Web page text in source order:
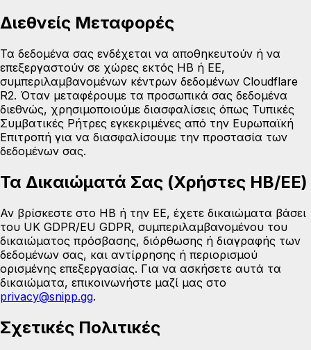
Διεθνείς Μεταφορές
Τα δεδομένα σας ενδέχεται να αποθηκευτούν ή να
επεξεργαστούν σε χώρες εκτός ΗΒ ή ΕΕ,
συμπεριλαμβανομένων κέντρων δεδομένων Cloudflare
R2. Όταν μεταφέρουμε τα προσωπικά σας δεδομένα
διεθνώς, χρησιμοποιούμε διασφαλίσεις όπως Τυπικές
Συμβατικές Ρήτρες εγκεκριμένες από την Ευρωπαϊκή
Επιτροπή για να διασφαλίσουμε την προστασία των
δεδομένων σας.
Τα Δικαιώματά Σας (Χρήστες ΗΒ/ΕΕ)
Αν βρίσκεστε στο ΗΒ ή την ΕΕ, έχετε δικαιώματα βάσει
του UK GDPR/EU GDPR, συμπεριλαμβανομένου του
δικαιώματος πρόσβασης, διόρθωσης ή διαγραφής των
δεδομένων σας, και αντίρρησης ή περιορισμού
ορισμένης επεξεργασίας. Για να ασκήσετε αυτά τα
δικαιώματα, επικοινωνήστε μαζί μας στο
privacy@snipp.gg.
Σχετικές Πολιτικές